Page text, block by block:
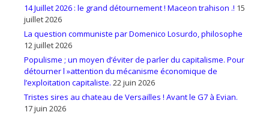
14 Juillet 2026 : le grand détournement ! Maceon trahison .! 15
juillet 2026
La question communiste par Domenico Losurdo, philosophe
12 juillet 2026
Populisme ; un moyen d’éviter de parler du capitalisme. Pour
détourner l »attention du mécanisme économique de
l’exploitation capitaliste. 22 juin 2026
Tristes sires au chateau de Versailles ! Avant le G7 à Evian.
17 juin 2026